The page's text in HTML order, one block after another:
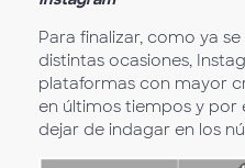
Para finalizar, como ya
distintas ocasiones,
plataformas con mayor
en últimos tiempos y por
dejar de indagar en los